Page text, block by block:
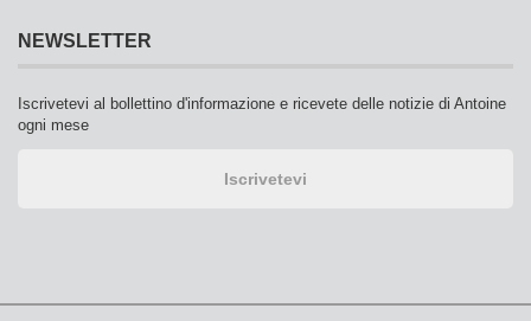
NEWSLETTER
Iscrivetevi al bollettino d'informazione e ricevete delle notizie di Antoine
ogni mese